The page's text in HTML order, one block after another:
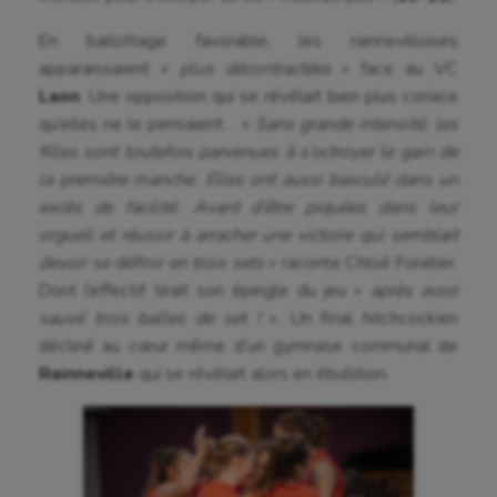
Futsal
Gymnastique
Gymnastique rythmique
Haltérophilie
Handisport
Jeux Olympiques et Paralympiques
Longue paume
En ballottage favorable, les rainnevilloises
apparaissaient «
plus décontractées » face au VC
Laon . Une opposition qui se révélait bien plus coriace
qu’elles ne le pensaient… «
Sans grande intensité, les
filles sont toutefois parvenues à s’octroyer le gain de
la première manche. Elles ont aussi basculé dans un
excès de facilité. Avant d’être piquées dans leur
orgueil et réussir à arracher une victoire qui semblait
devoir se définir en trois sets
» raconte Chloé Foratier.
Dont l’effectif tirait son épingle du jeu «
après avoir
sauvé trois balles de set !
». Un final hitchcockien
décliné au cœur même d’un gymnase communal de
Rainneville qui se révélait alors en ébullition.